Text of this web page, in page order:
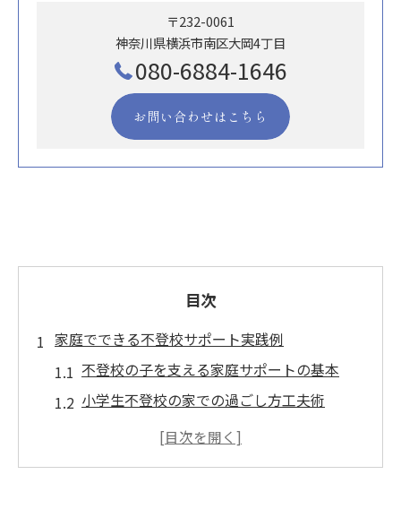
〒232-0061
神奈川県横浜市南区大岡4丁目
080-6884-1646
お問い合わせはこちら
目次
家庭でできる不登校サポート実践例
不登校の子を支える家庭サポートの基本
小学生不登校の家での過ごし方工夫術
ゲーム活用で不登校の子の安心感を育む